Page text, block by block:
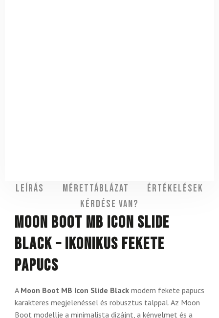
Leírás Mérettáblázat
Értékelések
Kérdése van?
Moon Boot MB Icon Slide
Black – ikonikus fekete
papucs
A Moon Boot MB Icon Slide Black modern fekete papucs
karakteres megjelenéssel és robusztus talppal. Az Moon
Boot modellje a minimalista dizájnt, a kényelmet és a